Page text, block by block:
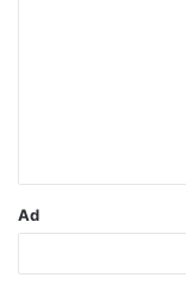
Ad